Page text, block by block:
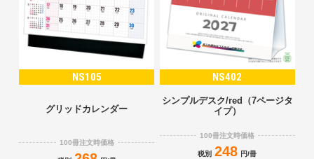
NS105
グリッドカレンダー
100冊注文時価格
NS402
シンプルデスク/red（7ページタ
イプ）
100冊注文時価格
税別 248 円/冊